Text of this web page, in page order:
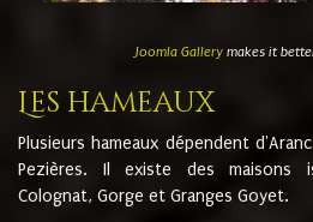
Joomla Gallerymakes it
Les hameaux
Plusieurs hameaux dépendent
Pezières. Il existe des maisons
Colognat, Gorge et Granges Goyet.